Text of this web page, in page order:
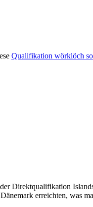
Qualifikation wörklöch
Direktqualifikation
erreichten, was